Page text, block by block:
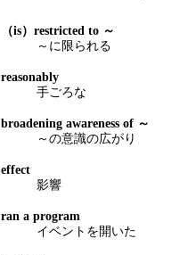
（is）restricted to ～
～に限られる
reasonably
手ごろな
broadening awareness of ～
～の意識の広がり
effect
影響
ran a program
イベントを開いた